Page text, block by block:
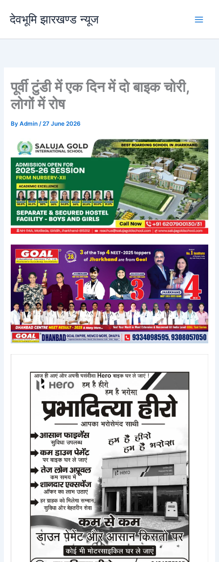
content
देवभूमि झारखण्ड न्यूज
पूर्वी टुंडी में एक दिन में दो बाइक चोरी,
लोगों में रोष
ByAdmin/27 June 2026